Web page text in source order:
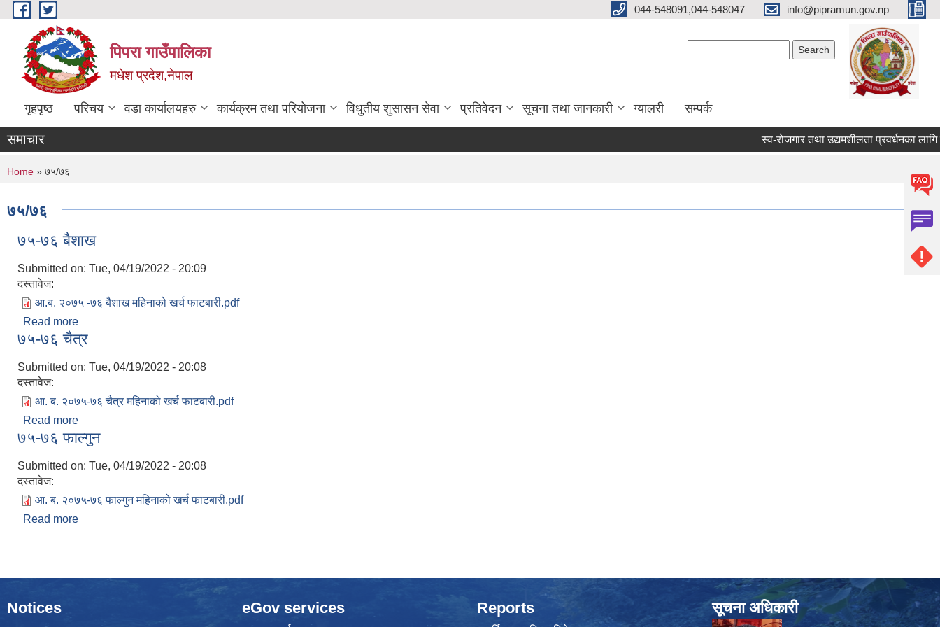
Skip to main content 044-548091,044-548047 info@pipramun.gov.np
पिपरा गाउँपालिका
मधेश प्रदेश,नेपाल
गृहपृष्ठ परिचय वडा कार्यालयहरु कार्यक्रम तथा परियोजना विधुतीय शुसासन सेवा प्रतिवेदन सूचना तथा जानकारी ग्यालरी सम्पर्क
समाचार स्व-रोजगार तथा उद्यमशीलता प्रवर्धनका लागि
You are here
Home » ७५/७६
७५/७६
७५-७६ बैशाख
Submitted on: Tue, 04/19/2022 - 20:09
दस्तावेज:
आ.ब. २०७५ -७६ बैशाख महिनाको खर्च फाटबारी.pdf
Read more
७५-७६ चैत्र
Submitted on: Tue, 04/19/2022 - 20:08
दस्तावेज:
आ. ब. २०७५-७६ चैत्र महिनाको खर्च फाटबारी.pdf
Read more
७५-७६ फाल्गुन
Submitted on: Tue, 04/19/2022 - 20:08
दस्तावेज:
आ. ब. २०७५-७६ फाल्गुन महिनाको खर्च फाटबारी.pdf
Read more
Notices eGov services Reports सूचना अधिकारी